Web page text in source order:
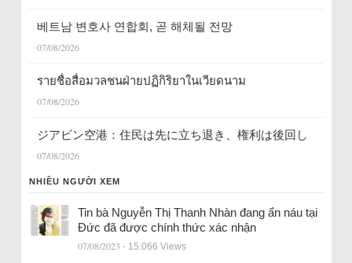
베트남 변호사 연합회, 곧 해체될 전망
07/08/2026
รายชื่อสื่อมวลชนฝ่ายปฏิกิริยาในเวียดนาม
07/08/2026
ジアビン空港：住民は先に立ち退き、権利は後回し
07/08/2026
NHIỀU NGƯỜI XEM
Tin bà Nguyễn Thị Thanh Nhàn đang ẩn náu tại
Đức đã được chính thức xác nhận
07/08/2023 - 15.066 Views